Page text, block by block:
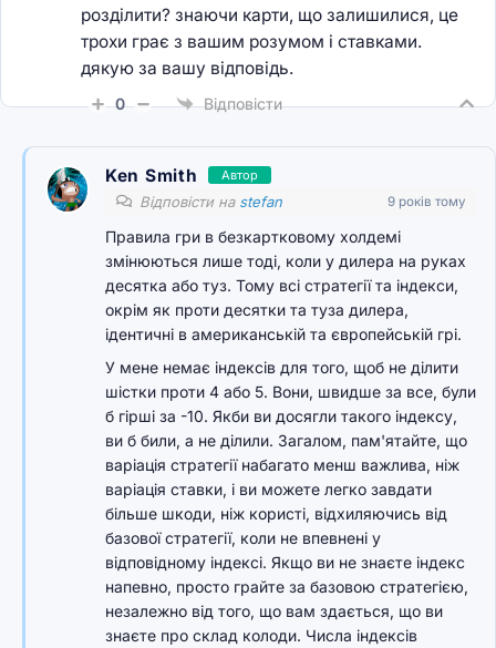
розділити? знаючи карти, що залишилися, це
трохи грає з вашим розумом і ставками.
дякую за вашу відповідь.
0 Відповісти
Ken Smith Автор
Відповісти на stefan 9 років тому
Правила гри в безкартковому холдемі
змінюються лише тоді, коли у дилера на руках
десятка або туз. Тому всі стратегії та індекси,
окрім як проти десятки та туза дилера,
ідентичні в американській та європейській грі.
У мене немає індексів для того, щоб не ділити
шістки проти 4 або 5. Вони, швидше за все, були
б гірші за -10. Якби ви досягли такого індексу,
ви б били, а не ділили. Загалом, пам'ятайте, що
варіація стратегії набагато менш важлива, ніж
варіація ставки, і ви можете легко завдати
більше шкоди, ніж користі, відхиляючись від
базової стратегії, коли не впевнені у
відповідному індексі. Якщо ви не знаєте індекс
напевно, просто грайте за базовою стратегією,
незалежно від того, що вам здається, що ви
знаєте про склад колоди. Числа індексів